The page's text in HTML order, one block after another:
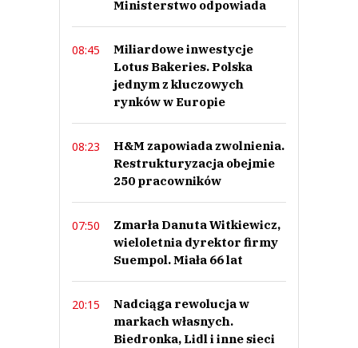
Ministerstwo odpowiada
08:45
Miliardowe inwestycje
Lotus Bakeries. Polska
jednym z kluczowych
rynków w Europie
08:23
H&M zapowiada zwolnienia.
Restrukturyzacja obejmie
250 pracowników
07:50
Zmarła Danuta Witkiewicz,
wieloletnia dyrektor firmy
Suempol. Miała 66 lat
20:15
Nadciąga rewolucja w
markach własnych.
Biedronka, Lidl i inne sieci